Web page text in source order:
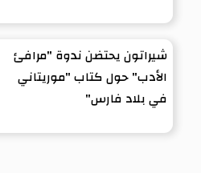
شيراتون يحتضن ندوة "مرافئ
الأدب" حول كتاب "موريتاني
في بلاد فارس"